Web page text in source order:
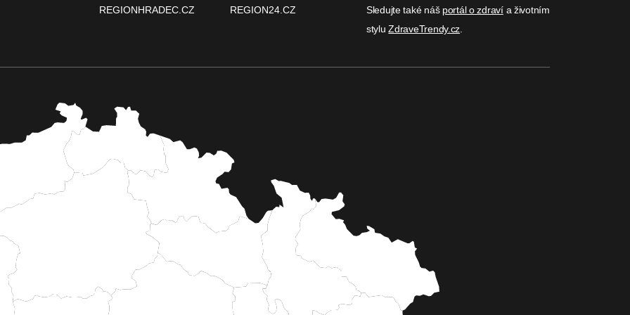
REGIONHRADEC.CZ REGION24.CZ Sledujte také náš portál o zdravía životním
styluZdraveTrendy.cz